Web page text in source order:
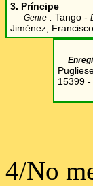
3. Príncipe
Genre : Tango -
Jiménez, Francisco
15399 -
4/No